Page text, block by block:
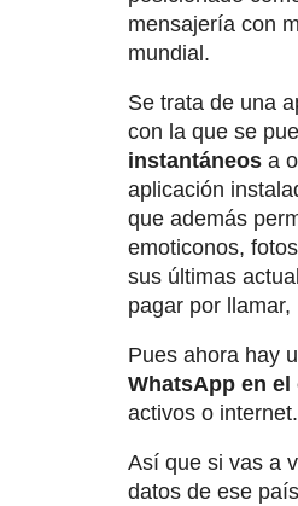
mensajería con
mundial.
Se trata de una
con la que se
instantáneos a
aplicación
que además
emoticonos,
sus últimas
pagar por
Pues ahora hay
WhatsApp en
activos o
Así que si vas a
datos de ese